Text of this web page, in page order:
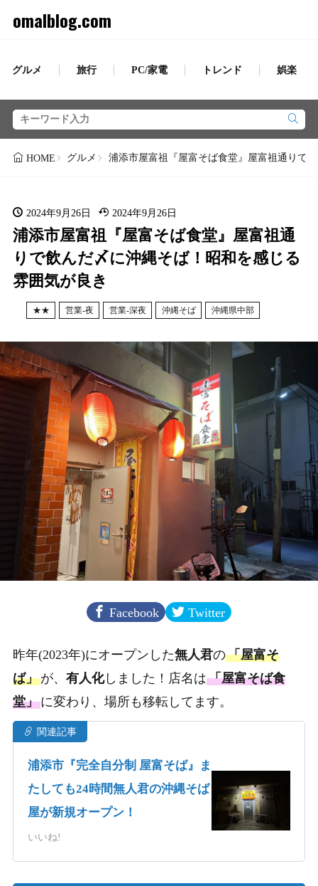
omalblog.com
グルメ 旅行 PC/家電 トレンド 娯楽
HOME グルメ 浦添市屋富祖『屋富そば食堂』屋富祖通りで
2024年9月26日 2024年9月26日
浦添市屋富祖『屋富そば食堂』屋富祖通
りで飲んだ〆に沖縄そば！昭和を感じる
雰囲気が良き
★★ 営業-夜 営業-深夜 沖縄そば 沖縄県中部
Facebook Twitter
昨年(2023年)にオープンした無人君の「屋富そ
ば」が、 有人化しました！店名は「屋富そば食
堂」に変わり、場所も移転してます。
関連記事
浦添市『完全自分制 屋富そば』ま
たしても24時間無人君の沖縄そば
屋が新規オープン！
いいね!